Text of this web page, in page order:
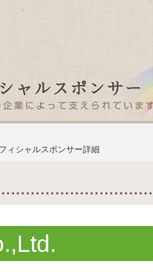
シャルスポンサー詳細